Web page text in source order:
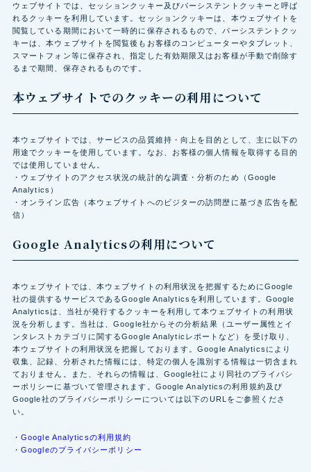
ウェブサイトでは、セッションクッキー及びパーシステントクッキーと呼ば
れるクッキーを利用しています。セッションクッキーは、本ウェブサイトを
閲覧している期間において一時的に保存されるもので、パーシステントクッ
キーは、本ウェブサイトを閲覧後もお客様のコンピューターやタブレット、
スマートフォン等に保存され、指定した有効期限又はお客様が手動で削除す
るまで期間、保存されるものです。
本ウェブサイトでのクッキーの利用について
本ウェブサイトでは、サービスの品質維持・向上を目的として、主に以下の
用途でクッキーを使用しています。なお、お客様の個人情報を取得する目的
では使用していません。
・ウェブサイトのアクセス状況の統計的な調査・分析のため（Google
Analytics）
・オンライン広告（本ウェブサイトへのビジターの訪問歴に基づき広告を配
信）
Google Analyticsの利用について
本ウェブサイトでは、本ウェブサイトの利用状況を把握するためにGoogle
社の提供するサービスであるGoogle Analyticsを利用しています。Google
Analyticsは、当社が発行するクッキーを利用して本ウェブサイトの利用状
況を分析します。当社は、Google社からその分析結果（ユーザー属性とイ
ンタレストカテゴリに関するGoogle Analyticレポートなど）を受け取り、
本ウェブサイトの利用状況を把握しております。Google Analyticsにより
収集、記録、分析された情報には、特定の個人を識別する情報は一切含まれ
ておりません。また、それらの情報は、Google社により同社のプライバシ
ーポリシーに基づいて管理されます。Google Analyticsの利用規約及び
Google社のプライバシーポリシーについては以下のURLをご参照くださ
い。
・Google Analyticsの利用規約
・Googleのプライバシーポリシー